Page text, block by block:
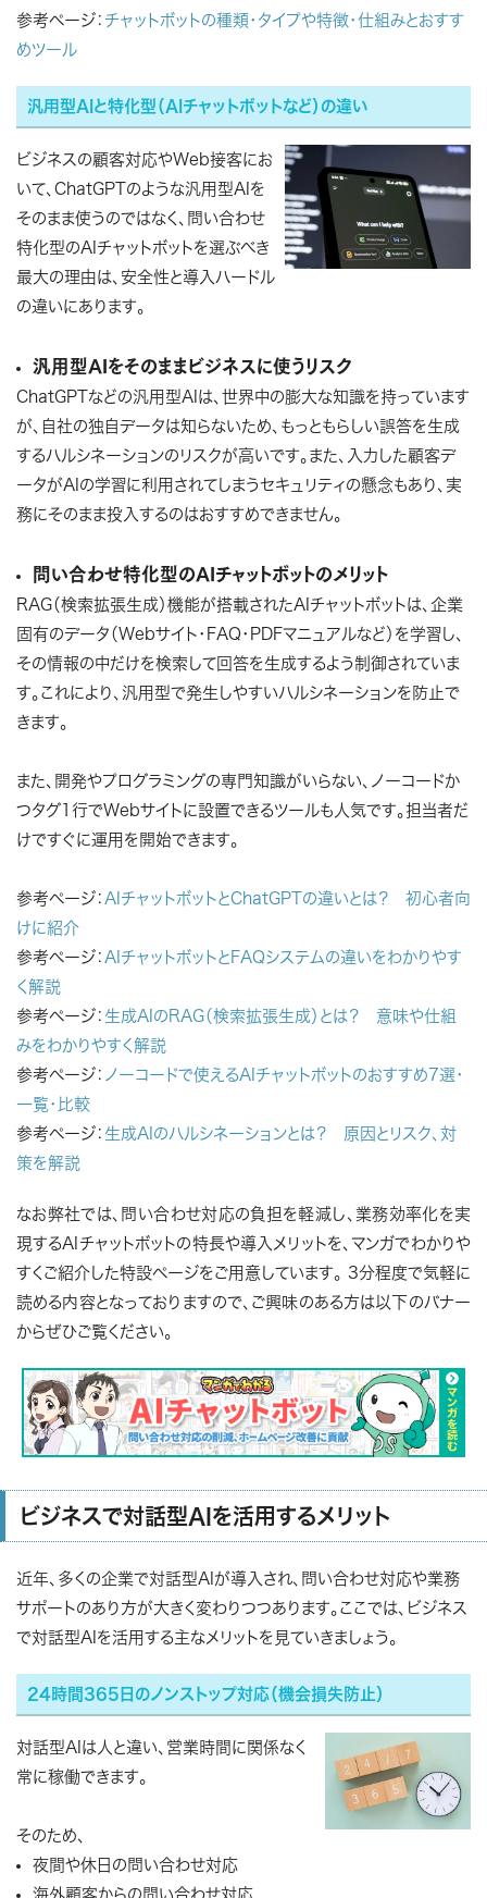
参考ページ： チャットボットの種類・タイプや特徴・仕組みとおすす
めツール
汎用型AIと特化型（AIチャットボットなど）の違い
ビジネスの顧客対応やWeb接客にお
いて、ChatGPTのような汎用型AIを
そのまま使うのではなく、問い合わせ
特化型のAIチャットボットを選ぶべき
最大の理由は、安全性と導入ハードル
の違いにあります。
汎用型AIをそのままビジネスに使うリスク
ChatGPTなどの汎用型AIは、世界中の膨大な知識を持っています
が、自社の独自データは知らないため、もっともらしい誤答を生成
するハルシネーションのリスクが高いです。また、入力した顧客デ
ータがAIの学習に利用されてしまうセキュリティの懸念もあり、実
務にそのまま投入するのはおすすめできません。
問い合わせ特化型のAIチャットボットのメリット
RAG（検索拡張生成）機能が搭載されたAIチャットボットは、企業
固有のデータ（Webサイト・FAQ・PDFマニュアルなど）を学習し、
その情報の中だけを検索して回答を生成するよう制御されていま
す。これにより、汎用型で発生しやすいハルシネーションを防止で
きます。
また、開発やプログラミングの専門知識がいらない、ノーコードか
つタグ1行でWebサイトに設置できるツールも人気です。担当者だ
けですぐに運用を開始できます。
参考ページ： AIチャットボットとChatGPTの違いとは？ 初心者向
けに紹介
参考ページ： AIチャットボットとFAQシステムの違いをわかりやす
く解説
参考ページ： 生成AIのRAG（検索拡張生成）とは？ 意味や仕組
みをわかりやすく解説
参考ページ： ノーコードで使えるAIチャットボットのおすすめ7選・
一覧・比較
参考ページ： 生成AIのハルシネーションとは？ 原因とリスク、対
策を解説
なお弊社では、問い合わせ対応の負担を軽減し、業務効率化を実
現するAIチャットボットの特長や導入メリットを、マンガでわかりや
すくご紹介した特設ページをご用意しています。 3分程度で気軽に
読める内容となっておりますので、ご興味のある方は以下のバナー
からぜひご覧ください。
ビジネスで対話型AIを活用するメリット
近年、多くの企業で対話型AIが導入され、問い合わせ対応や業務
サポートのあり方が大きく変わりつつあります。ここでは、ビジネス
で対話型AIを活用する主なメリットを見ていきましょう。
24時間365日のノンストップ対応（機会損失防止）
対話型AIは人と違い、営業時間に関係なく
常に稼働できます。
そのため、
夜間や休日の問い合わせ対応
海外顧客からの問い合わせ対応